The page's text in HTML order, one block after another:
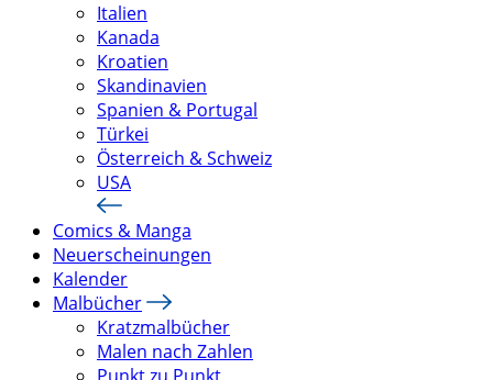
Italien
Kanada
Kroatien
Skandinavien
Spanien & Portugal
Türkei
Österreich & Schweiz
USA
Comics & Manga
Neuerscheinungen
Kalender
Malbücher
Kratzmalbücher
Malen nach Zahlen